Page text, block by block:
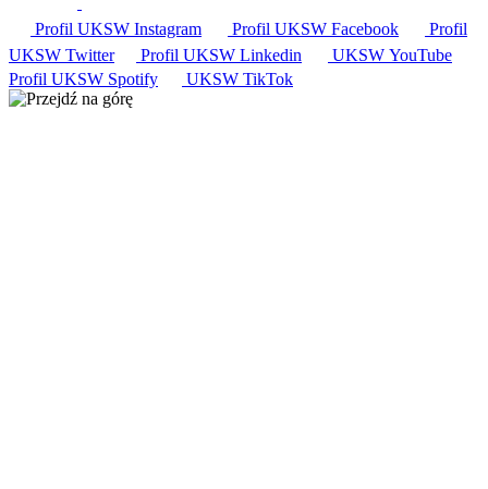
Profil UKSW Instagram Profil UKSW Facebook
Profil
UKSW Twitter Profil UKSW Linkedin UKSW YouTube
Profil UKSW Spotify UKSW TikTok